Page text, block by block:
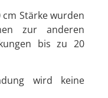
Stärke wurden
zur anderen
bis zu 20
wird keine